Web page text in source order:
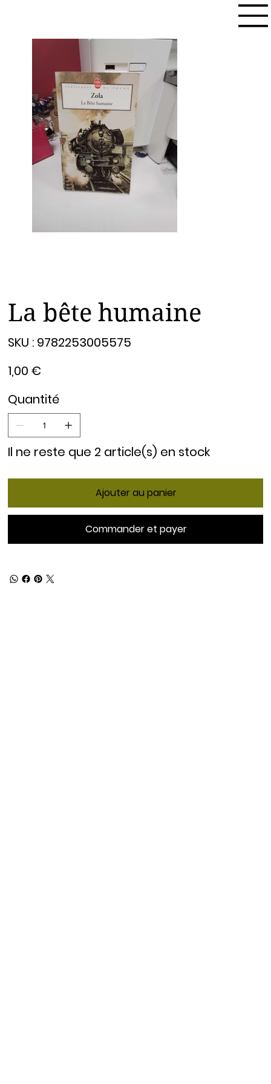
La bête humaine
SKU : 9782253005575
9782253005575
1,00 €
Quantité
Il ne reste que 2 article(s) en stock
Ajouter au panier
Commander et payer